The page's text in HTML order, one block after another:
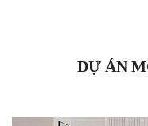
nhắc yếu tố phù […]
DỰ ÁN